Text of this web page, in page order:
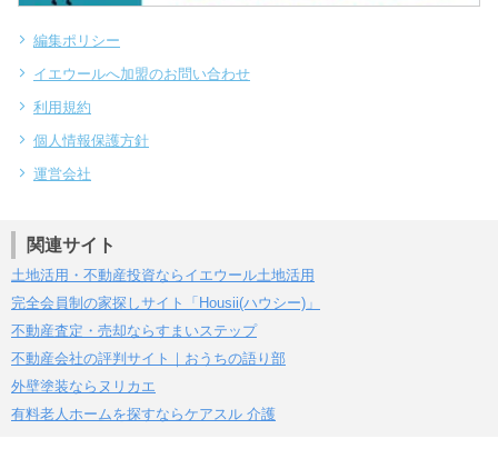
編集ポリシー
イエウールへ加盟のお問い合わせ
利用規約
個人情報保護方針
運営会社
関連サイト
土地活用・不動産投資ならイエウール土地活用
完全会員制の家探しサイト「Housii(ハウシー)」
不動産査定・売却ならすまいステップ
不動産会社の評判サイト｜おうちの語り部
外壁塗装ならヌリカエ
有料老人ホームを探すならケアスル 介護